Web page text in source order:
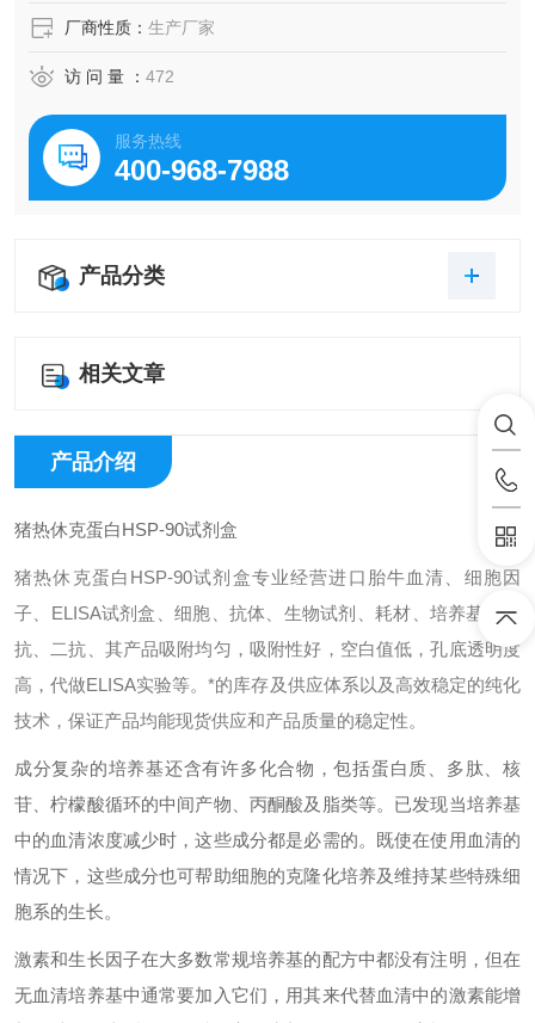
厂商性质： 生产厂家
访 问 量 ： 472
服务热线
400-968-7988
产品分类
相关文章
产品介绍
猪热休克蛋白HSP-90试剂盒
猪热休克蛋白HSP-90试剂盒专业经营进口胎牛血清、细胞因
子、ELISA试剂盒、细胞、抗体、生物试剂、耗材、培养基、一
抗、二抗、其产品吸附均匀，吸附性好，空白值低，孔底透明度
高，代做ELISA实验等。*的库存及供应体系以及高效稳定的纯化
技术，保证产品均能现货供应和产品质量的稳定性。
成分复杂的培养基还含有许多化合物，包括蛋白质、多肽、核
苷、柠檬酸循环的中间产物、丙酮酸及脂类等。已发现当培养基
中的血清浓度减少时，这些成分都是必需的。既使在使用血清的
情况下，这些成分也可帮助细胞的克隆化培养及维持某些特殊细
胞系的生长。
激素和生长因子在大多数常规培养基的配方中都没有注明，但在
无血清培养基中通常要加入它们，用其来代替血清中的激素能增